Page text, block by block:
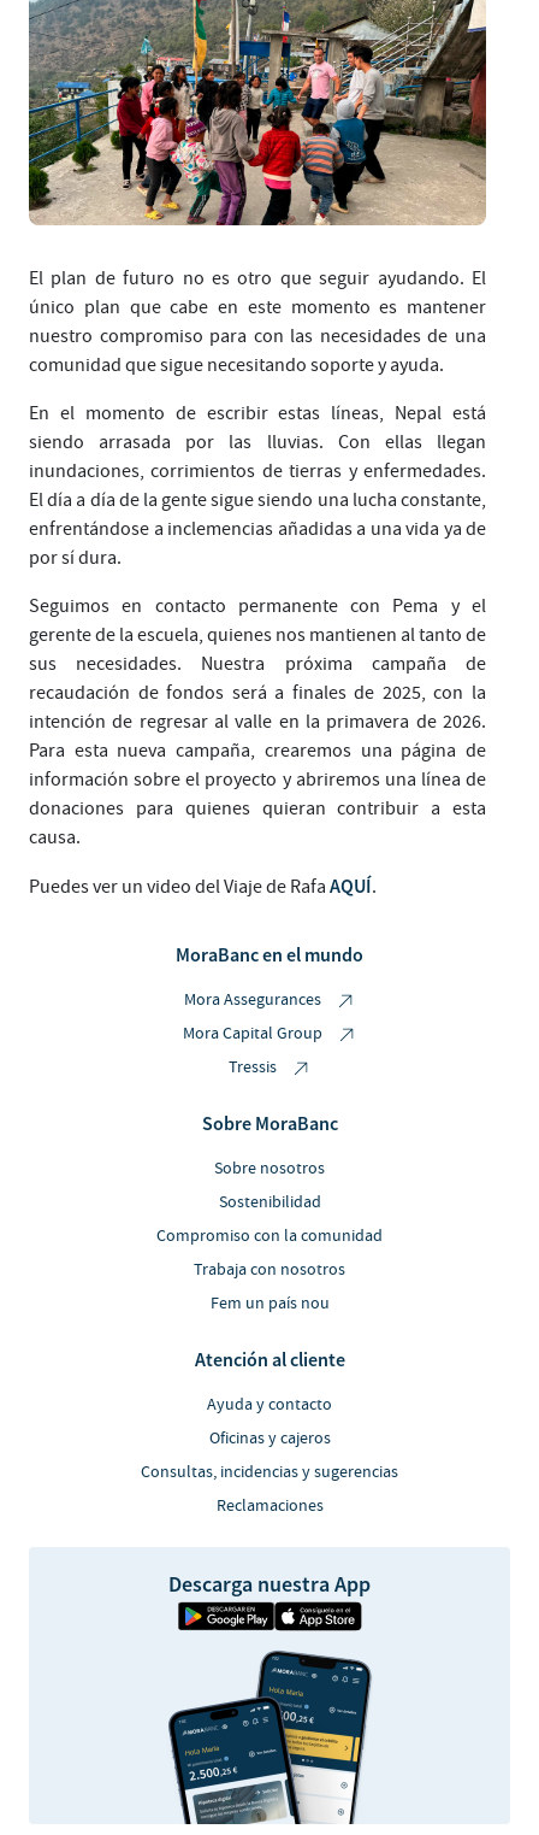
El plan de futuro no es otro que seguir ayudando. El
único plan que cabe en este momento es mantener
nuestro compromiso para con las necesidades de una
comunidad que sigue necesitando soporte y ayuda.
En el momento de escribir estas líneas, Nepal está
siendo arrasada por las lluvias. Con ellas llegan
inundaciones, corrimientos de tierras y enfermedades.
El día a día de la gente sigue siendo una lucha constante,
enfrentándose a inclemencias añadidas a una vida ya de
por sí dura.
Seguimos en contacto permanente con Pema y el
gerente de la escuela, quienes nos mantienen al tanto de
sus necesidades. Nuestra próxima campaña de
recaudación de fondos será a finales de 2025, con la
intención de regresar al valle en la primavera de 2026.
Para esta nueva campaña, crearemos una página de
información sobre el proyecto y abriremos una línea de
donaciones para quienes quieran contribuir a esta
causa.
Puedes ver un video del Viaje de Rafa AQUÍ.
MoraBanc en el mundo
Mora Assegurances
Mora Capital Group
Tressis
Sobre MoraBanc
Sobre nosotros
Sostenibilidad
Compromiso con la comunidad
Trabaja con nosotros
Fem un país nou
Atención al cliente
Ayuda y contacto
Oficinas y cajeros
Consultas, incidencias y sugerencias
Reclamaciones
Descarga nuestra App